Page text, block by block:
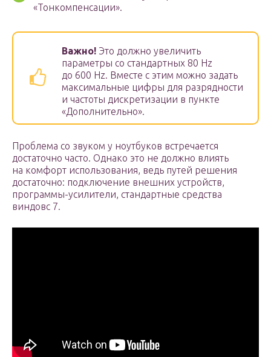
«Тонкомпенсации».
Важно! Это должно увеличить
параметры со стандартных 80 Hz
до 600 Hz. Вместе с этим можно задать
максимальные цифры для разрядности
и частоты дискретизации в пункте
«Дополнительно».
Проблема со звуком у ноутбуков встречается
достаточно часто. Однако это не должно влиять
на комфорт использования, ведь путей решения
достаточно: подключение внешних устройств,
программы-усилители, стандартные средства
виндовс 7.